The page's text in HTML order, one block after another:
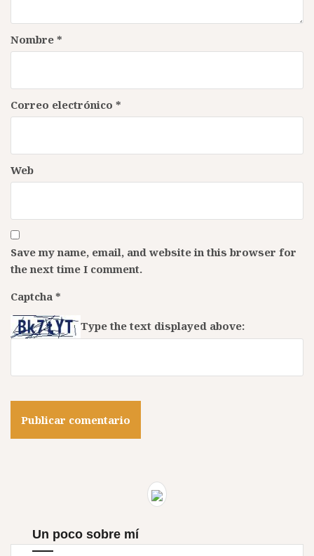
Nombre *
Correo electrónico *
Web
Save my name, email, and website in this browser for
the next time I comment.
Captcha *
Type the text displayed above:
Un poco sobre mí